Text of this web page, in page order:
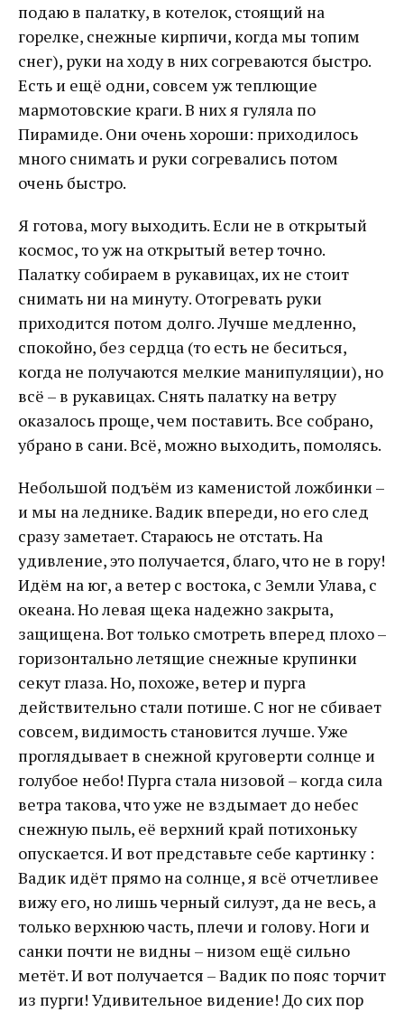
подаю в палатку, в котелок, стоящий на
горелке, снежные кирпичи, когда мы топим
снег), руки на ходу в них согреваются быстро.
Есть и ещё одни, совсем уж теплющие
мармотовские краги. В них я гуляла по
Пирамиде. Они очень хороши: приходилось
много снимать и руки согревались потом
очень быстро.
Я готова, могу выходить. Если не в открытый
космос, то уж на открытый ветер точно.
Палатку собираем в рукавицах, их не стоит
снимать ни на минуту. Отогревать руки
приходится потом долго. Лучше медленно,
спокойно, без сердца (то есть не беситься,
когда не получаются мелкие манипуляции), но
всё – в рукавицах. Снять палатку на ветру
оказалось проще, чем поставить. Все собрано,
убрано в сани. Всё, можно выходить, помолясь.
Небольшой подъём из каменистой ложбинки –
и мы на леднике. Вадик впереди, но его след
сразу заметает. Стараюсь не отстать. На
удивление, это получается, благо, что не в гору!
Идём на юг, а ветер с востока, с Земли Улава, с
океана. Но левая щека надежно закрыта,
защищена. Вот только смотреть вперед плохо –
горизонтально летящие снежные крупинки
секут глаза. Но, похоже, ветер и пурга
действительно стали потише. С ног не сбивает
совсем, видимость становится лучше. Уже
проглядывает в снежной круговерти солнце и
голубое небо! Пурга стала низовой – когда сила
ветра такова, что уже не вздымает до небес
снежную пыль, её верхний край потихоньку
опускается. И вот представьте себе картинку :
Вадик идёт прямо на солнце, я всё отчетливее
вижу его, но лишь черный силуэт, да не весь, а
только верхнюю часть, плечи и голову. Ноги и
санки почти не видны – низом ещё сильно
метёт. И вот получается – Вадик по пояс торчит
из пурги! Удивительное видение! До сих пор